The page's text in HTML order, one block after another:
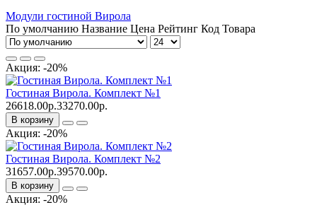
Модули гостиной Вирола
По умолчанию Название Цена Рейтинг Код Товара
Акция: -20%
Гостиная Вирола. Комплект №1
26618.00р.33270.00р.
В корзину
Акция: -20%
Гостиная Вирола. Комплект №2
31657.00р.39570.00р.
В корзину
Акция: -20%